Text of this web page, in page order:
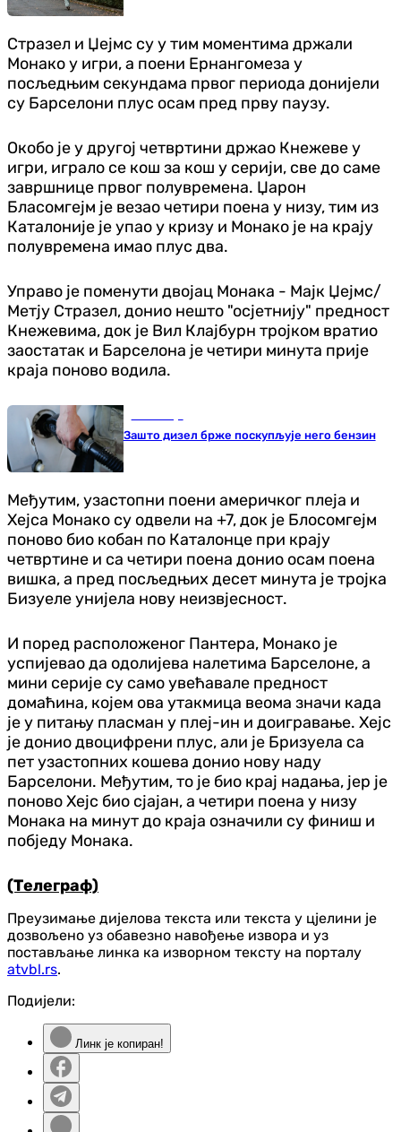
Стразел и Џејмс су у тим моментима држали
Монако у игри, а поени Ернангомеза у
посљедњим секундама првог периода донијели
су Барселони плус осам пред прву паузу.
Окобо је у другој четвртини држао Кнежеве у
игри, играло се кош за кош у серији, све до саме
завршнице првог полувремена. Џарон
Бласомгејм је везао четири поена у низу, тим из
Каталоније је упао у кризу и Монако је на крају
полувремена имао плус два.
Управо је поменути двојац Монака - Мајк Џејмс/
Метју Стразел, донио нешто "осјетнију" предност
Кнежевима, док је Вил Клајбурн тројком вратио
заостатак и Барселона је четири минута прије
краја поново водила.
Зашто дизел брже поскупљује него бензин
Међутим, узастопни поени америчког плеја и
Хејса Монако су одвели на +7, док је Блосомгејм
поново био кобан по Каталонце при крају
четвртине и са четири поена донио осам поена
вишка, а пред посљедњих десет минута је тројка
Бизуеле унијела нову неизвјесност.
И поред расположеног Пантера, Монако је
успијевао да одолијева налетима Барселоне, а
мини серије су само увећавале предност
домаћина, којем ова утакмица веома значи када
је у питању пласман у плеј-ин и доигравање. Хејс
је донио двоцифрени плус, али је Бризуела са
пет узастопних кошева донио нову наду
Барселони. Међутим, то је био крај надања, јер је
поново Хејс био сјајан, а четири поена у низу
Монака на минут до краја означили су финиш и
побједу Монака.
(Телеграф)
Преузимање дијелова текста или текста у цјелини је
дозвољено уз обавезно навођење извора и уз
постављање линка ка изворном тексту на порталу
atvbl.rs.
Подијели:
Линк је копиран!